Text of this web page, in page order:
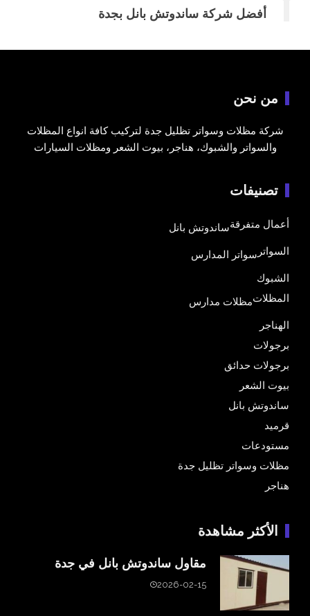
أفضل شركة ساندوتش بانل بجدة
من نحن
شركة مظلات وسواتر تظليل جدة لتركيب كافة انواع المظلات
والسواتر والشبوك، هناجر، بيوت الشعر ومظلات السيارات
تصنيفات
أعمال متفرقةساندوتش بانل
السواتر سواتر المدارس
الشبوك
المظلاتمظلات مدارس
الهناجر
برجولات
برجولات حدائق
بيوت الشعر
ساندوتش بانل
قرميد
مستودعات
مظلات وسواتر تظليل جدة
هناجر
الأكثر مشاهدة
مقاول ساندوتش بانل في جدة
2026-02-15